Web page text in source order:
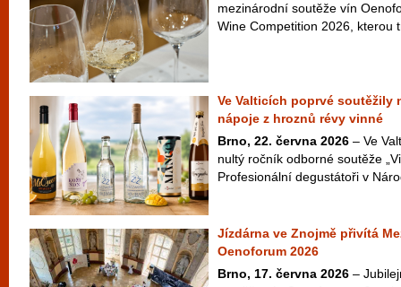
mezinárodní soutěže vín
Wine Competition 2026, kterou
Ve Valticích poprvé soutěžily
nápoje z hroznů révy vinné
Brno, 22. června 2026 – Ve
nultý ročník odborné soutěže
Profesionální degustátoři v
Jízdárna ve Znojmě přivítá
Oenoforum 2026
Brno, 17. června 2026 –